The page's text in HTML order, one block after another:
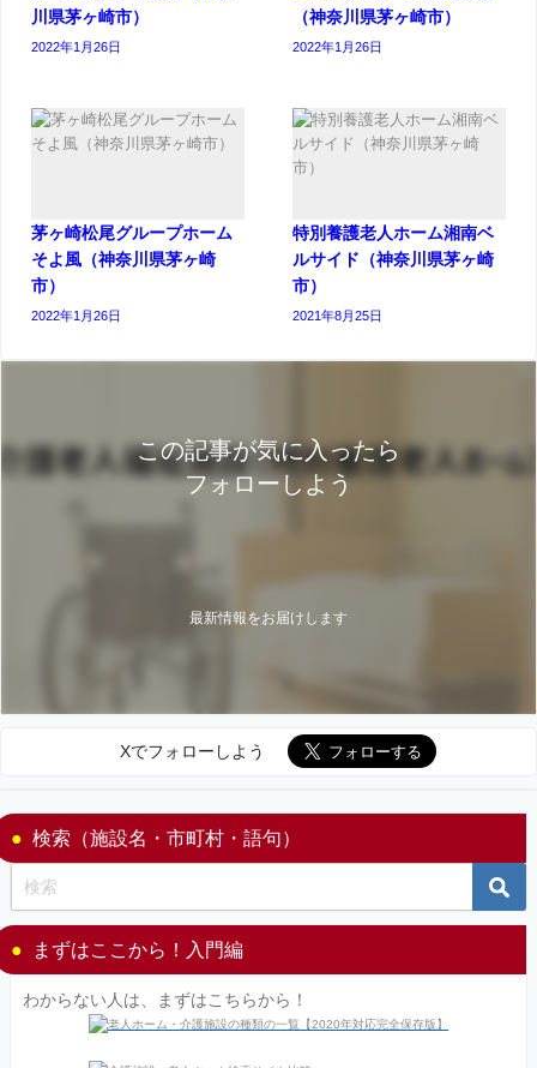
川県茅ヶ崎市）
2022年1月26日
（神奈川県茅ヶ崎市）
2022年1月26日
茅ヶ崎松尾グループホーム
そよ風（神奈川県茅ヶ崎
市）
2022年1月26日
特別養護老人ホーム湘南ベ
ルサイド（神奈川県茅ヶ崎
市）
2021年8月25日
この記事が気に入ったら
フォローしよう
最新情報をお届けします
Xでフォローしよう
検索（施設名・市町村・語句）
まずはここから！入門編
わからない人は、まずはこちらから！